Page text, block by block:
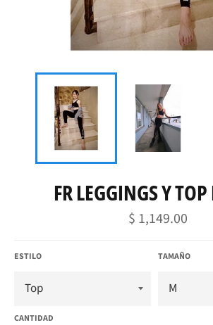
FR LEGGINGS Y
Precio
habitual
$ 1,149.00
ESTILO TAMAÑO
CANTIDAD